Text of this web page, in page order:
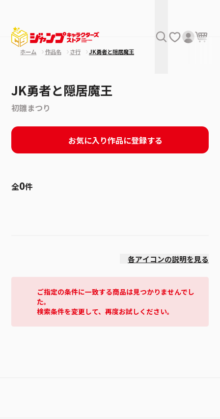
ホーム 作品名 さ行 JK勇者と隠居魔王
JK勇者と隠居魔王
初雛まつり
お気に入り作品に登録する
全0件
各アイコンの説明を見る
ご指定の条件に一致する商品は見つかりませんでし
た。
検索条件を変更して、再度お試しください。